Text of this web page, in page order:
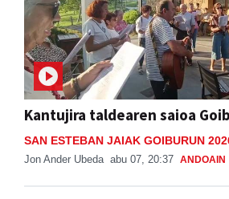
Kantujira taldearen saioa
SAN ESTEBAN JAIAK GOIBURUN
Jon Ander Ubeda abu 07, 20:37 ANDOAIN